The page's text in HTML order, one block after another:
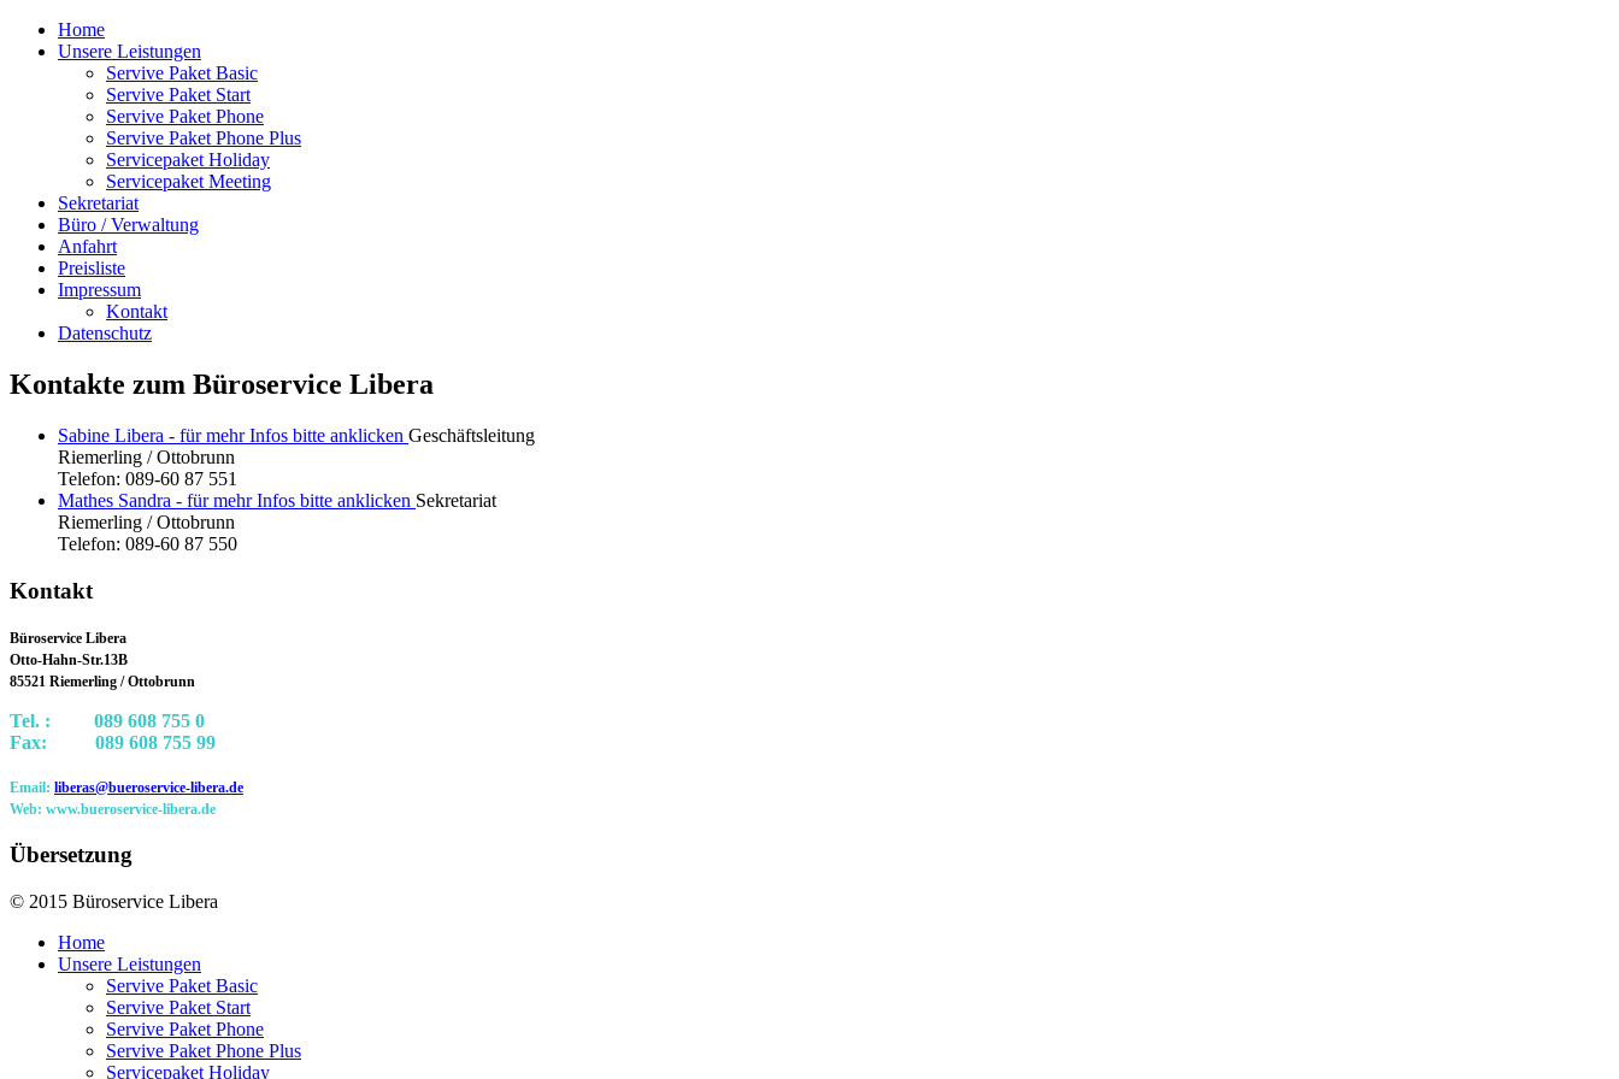
Home
Unsere Leistungen
Servive Paket Basic
Servive Paket Start
Servive Paket Phone
Servive Paket Phone Plus
Servicepaket Holiday
Servicepaket Meeting
Sekretariat
Büro / Verwaltung
Anfahrt
Preisliste
Impressum
Kontakt
Datenschutz
Kontakte zum Büroservice Libera
Sabine Libera - für mehr Infos bitte anklicken Geschäftsleitung
Riemerling / Ottobrunn
Telefon: 089-60 87 551
Mathes Sandra - für mehr Infos bitte anklicken Sekretariat
Riemerling / Ottobrunn
Telefon: 089-60 87 550
Kontakt
Büroservice Libera
Otto-Hahn-Str.13B
85521 Riemerling / Ottobrunn
Tel. : 089 608 755 0
Fax: 089 608 755 99
Email: liberas@bueroservice-libera.de
Web: www.bueroservice-libera.de
Übersetzung
© 2015 Büroservice Libera
Home
Unsere Leistungen
Servive Paket Basic
Servive Paket Start
Servive Paket Phone
Servive Paket Phone Plus
Servicepaket Holiday